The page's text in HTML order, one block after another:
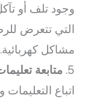
وجود تلف أو
التي تتعرض
مشاكل كهربائية.
5. متابعة
اتباع